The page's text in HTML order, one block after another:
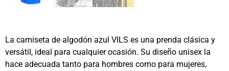
La camiseta de algodón azul VILS es una prenda clásica y
versátil, ideal para cualquier ocasión. Su diseño unisex la
hace adecuada tanto para hombres como para mujeres,